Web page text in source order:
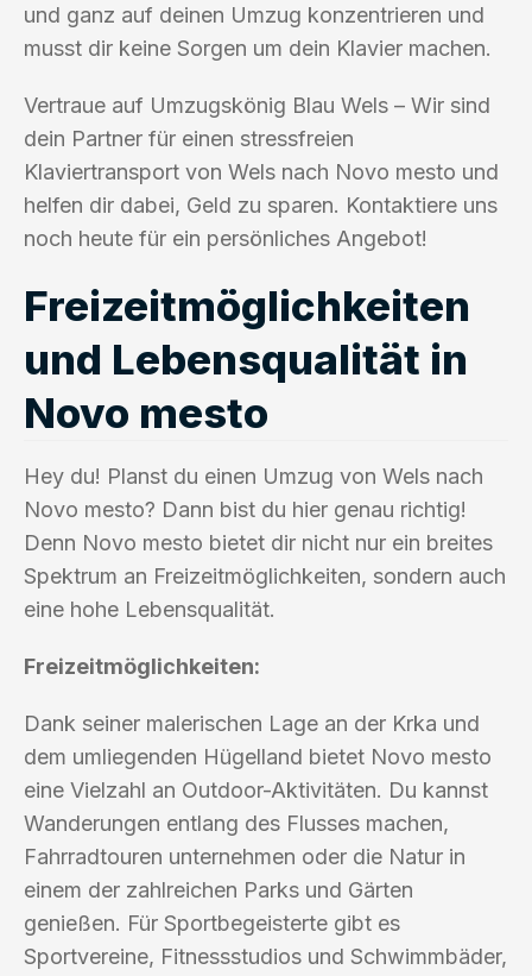
und ganz auf deinen Umzug konzentrieren und
musst dir keine Sorgen um dein Klavier machen.
Vertraue auf Umzugskönig Blau Wels – Wir sind
dein Partner für einen stressfreien
Klaviertransport von Wels nach Novo mesto und
helfen dir dabei, Geld zu sparen. Kontaktiere uns
noch heute für ein persönliches Angebot!
Freizeitmöglichkeiten
und Lebensqualität in
Novo mesto
Hey du! Planst du einen Umzug von Wels nach
Novo mesto? Dann bist du hier genau richtig!
Denn Novo mesto bietet dir nicht nur ein breites
Spektrum an Freizeitmöglichkeiten, sondern auch
eine hohe Lebensqualität.
Freizeitmöglichkeiten:
Dank seiner malerischen Lage an der Krka und
dem umliegenden Hügelland bietet Novo mesto
eine Vielzahl an Outdoor-Aktivitäten. Du kannst
Wanderungen entlang des Flusses machen,
Fahrradtouren unternehmen oder die Natur in
einem der zahlreichen Parks und Gärten
genießen. Für Sportbegeisterte gibt es
Sportvereine, Fitnessstudios und Schwimmbäder,